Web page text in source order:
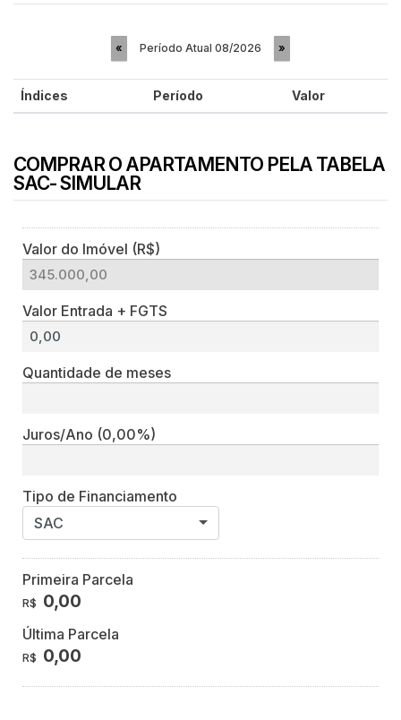
« Período Atual 08/2026 »
Índices Período Valor
COMPRAR O APARTAMENTO PELA TABELA
SAC- SIMULAR
Valor do Imóvel (R$)
Valor Entrada + FGTS
Quantidade de meses
Juros/Ano (0,00%)
Tipo de Financiamento
SAC
Primeira Parcela
R$ 0,00
Última Parcela
R$ 0,00